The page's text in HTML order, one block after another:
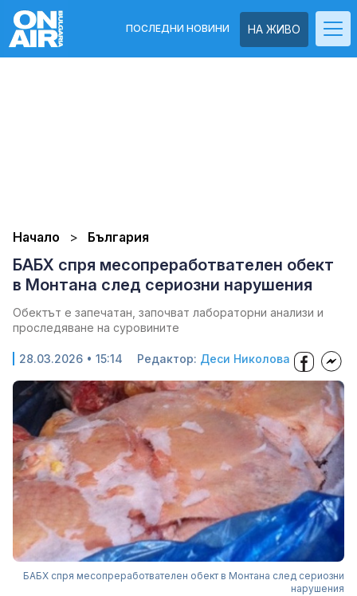
НА ЖИВО
ПОСЛЕДНИ НОВИНИ
Начало България
БАБХ спря месопреработвателен обект
в Монтана след сериозни нарушения
Обектът е запечатан, започват лабораторни анализи и
проследяване на суровините
28.03.2026 • 15:14 Редактор: Деси Николова
БАБХ спря месопреработвателен обект в Монтана след сериозни
нарушения